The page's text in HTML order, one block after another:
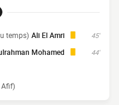
45'
Ali El Amri
temps)
44'
Mohamed
Afif)